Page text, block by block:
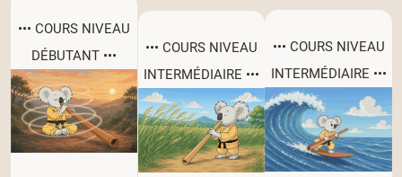
••• COURS NIVEAU
DÉBUTANT •••
••• COURS NIVEAU
INTERMÉDIAIRE •••
••• COURS NIVEAU
INTERMÉDIAIRE •••